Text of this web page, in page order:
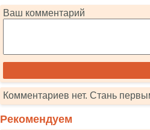
Ваш комментарий
Комментариев нет. Стань
Рекомендуем